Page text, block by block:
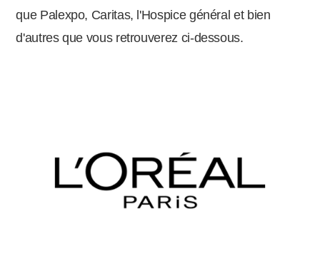
que Palexpo, Caritas, l'Hospice général et bien
d'autres que vous retrouverez ci-dessous.